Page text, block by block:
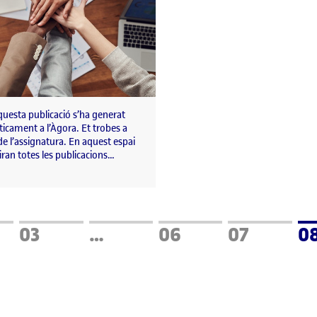
publicació s’ha generat
a l’Àgora. Et trobes a
l’assignatura. En aquest espai
totes les publicacions…
Pàgina
03 … Pàgina
06 Pàgina
07